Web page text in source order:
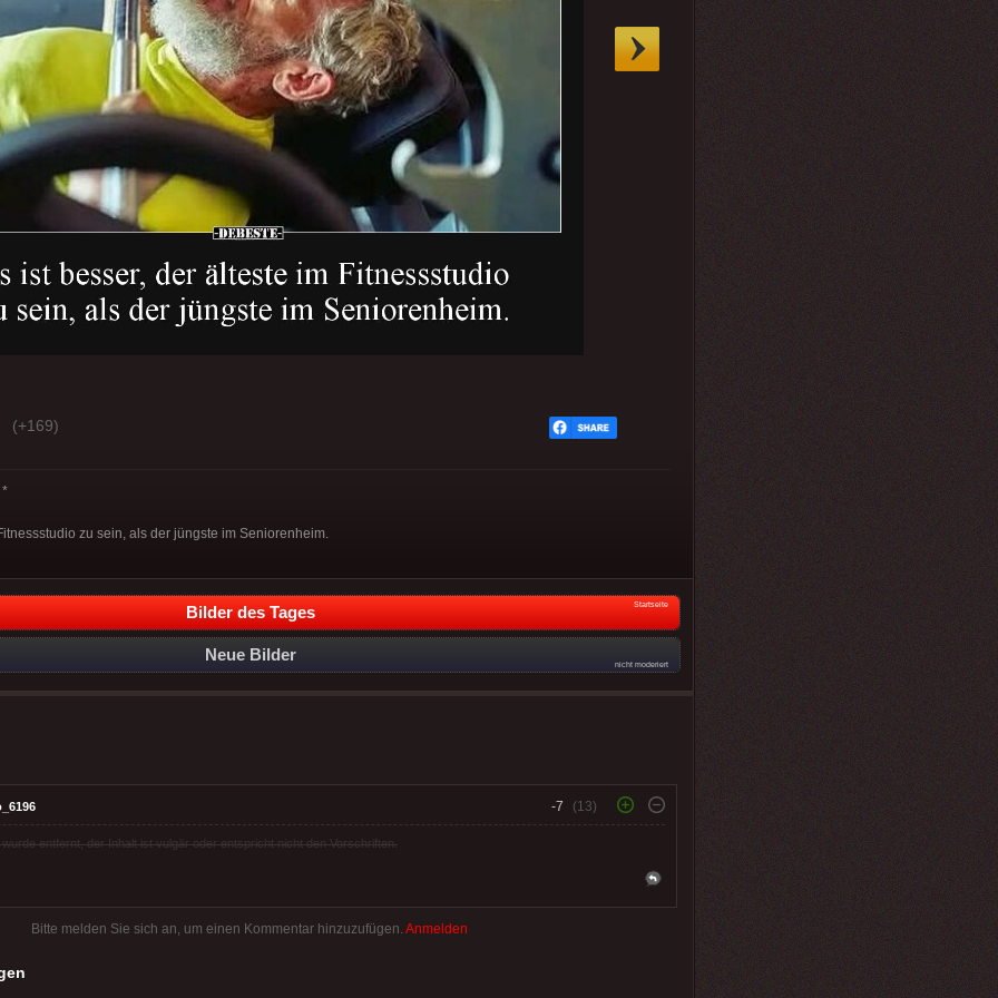
(+169)
zu sein, als der jüngste im Seniorenheim.
Bilder des Tages Startseite
Neue Bilder
nicht moderiert
-7 (13)
entfernt, der Inhalt ist vulgär oder entspricht nicht den Vorschriften.
Bitte melden Sie sich an, um einen Kommentar hinzuzufügen. Anmelden